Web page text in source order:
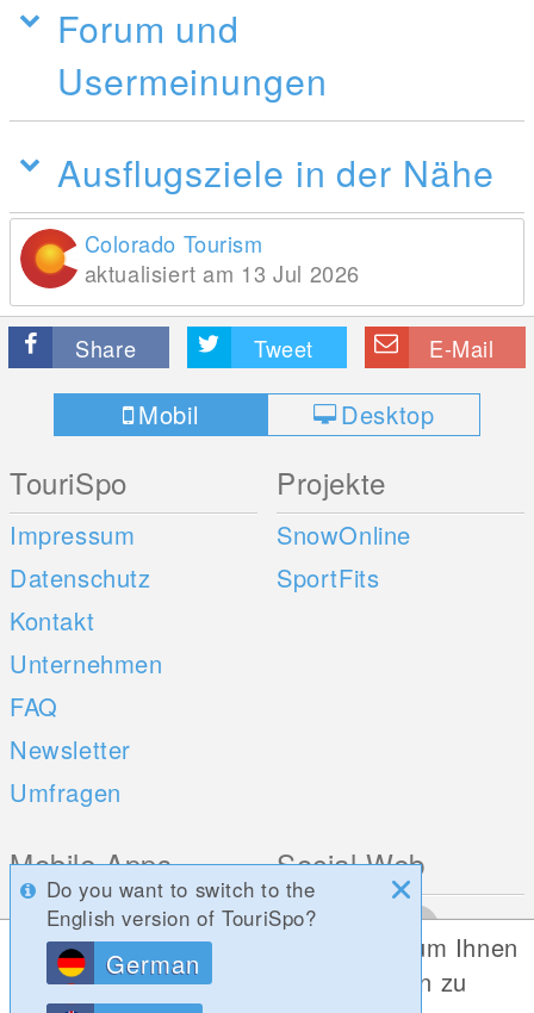
Forum und
Usermeinungen
Ausflugsziele in der Nähe
Colorado Tourism
aktualisiert am 13 Jul 2026
Share Tweet E-Mail
Mobil Desktop
TouriSpo
Impressum
Datenschutz
Kontakt
Unternehmen
FAQ
Newsletter
Umfragen
Projekte
SnowOnline
SportFits
Mobile Apps
iOS
Android
Social Web
Do you want to switch to the
English version of TouriSpo?
German
Diese Website verwendet Cookies, um Ihnen
die bestmögliche Funktionalität bieten zu